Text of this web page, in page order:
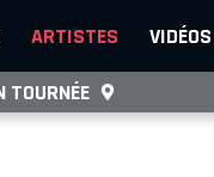
ARTISTES VIDÉOS
TOURNÉE